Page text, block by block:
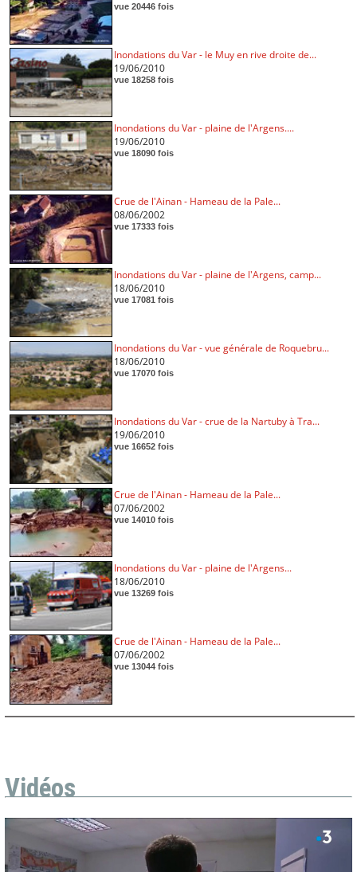
vue 20446 fois
Inondations du Var - le Muy en rive droite de...
19/06/2010
vue 18258 fois
Inondations du Var - plaine de l'Argens....
19/06/2010
vue 18090 fois
Crue de l'Ainan - Hameau de la Pale...
08/06/2002
vue 17333 fois
Inondations du Var - plaine de l'Argens, camp...
18/06/2010
vue 17081 fois
Inondations du Var - vue générale de Roquebru...
18/06/2010
vue 17070 fois
Inondations du Var - crue de la Nartuby à Tra...
19/06/2010
vue 16652 fois
Crue de l'Ainan - Hameau de la Pale...
07/06/2002
vue 14010 fois
Inondations du Var - plaine de l'Argens...
18/06/2010
vue 13269 fois
Crue de l'Ainan - Hameau de la Pale...
07/06/2002
vue 13044 fois
Vidéos